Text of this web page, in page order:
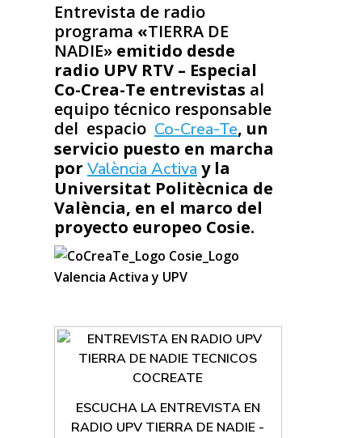
Entrevista de radio
programa «TIERRA DE
NADIE» emitido desde
radio UPV RTV – Especial
Co-Crea-Te entrevistas al
equipo técnico responsable
del espacio Co-Crea-Te, un
servicio puesto en marcha
por València Activa y la
Universitat Politècnica de
València, en el marco del
proyecto europeo Cosie.
ESCUCHA LA ENTREVISTA EN
RADIO UPV TIERRA DE NADIE -